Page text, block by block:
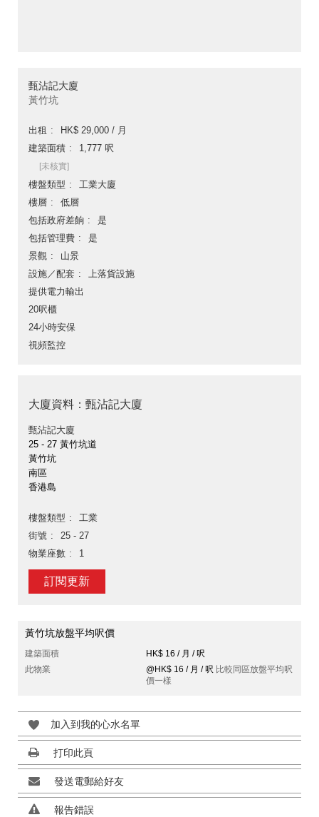
甄沾記大廈
黃竹坑
出租
HK$ 29,000 / 月
建築面積
1,777 呎
[未核實]
樓盤類型
工業大廈
樓層
低層
包括政府差餉
是
包括管理費
是
景觀
山景
設施／配套
上落貨設施
提供電力輸出
20呎櫃
24小時安保
視頻監控
大廈資料：甄沾記大廈
甄沾記大廈
25 - 27 黃竹坑道
黃竹坑
南區
香港島
樓盤類型
工業
街號
25 - 27
物業座數
1
訂閱更新
黃竹坑放盤平均呎價
建築面積
HK$ 16 / 月 / 呎
此物業
@HK$ 16 / 月 / 呎 比較同區放盤平均呎
價一樣
加入到我的心水名單
打印此頁
發送電郵給好友
報告錯誤